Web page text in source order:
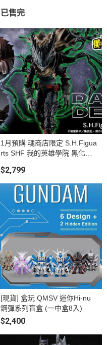
絆 可動完成品
已售完
1月預購 魂商店限定 S.H.Figua
rts SHF 我的英雄學院 黑化綠
$2,799
[現貨] 盒玩 QMSV 迷你Hi-nu
鋼彈系列盲盒 (一中盒8入)
$2,400